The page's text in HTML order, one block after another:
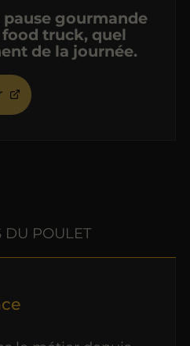
gourmande
truck, quel
de la journée.
DU POULET